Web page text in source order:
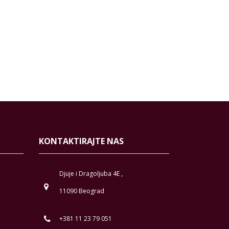
KONTAKTIRAJTE NAS
Djuje i Dragoljuba 4E ,
11090 Beograd
+381 11 23 79 051